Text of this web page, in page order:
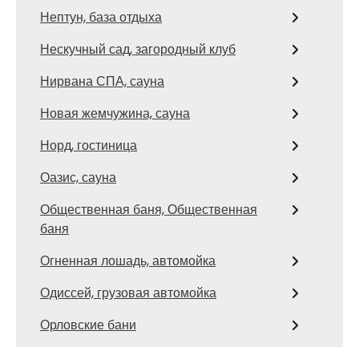
Нептун, база отдыха
Нескучный сад, загородный клуб
Нирвана СПА, сауна
Новая жемчужина, сауна
Норд, гостиница
Оазис, сауна
Общественная баня, Общественная
баня
Огненная лошадь, автомойка
Одиссей, грузовая автомойка
Орловские бани